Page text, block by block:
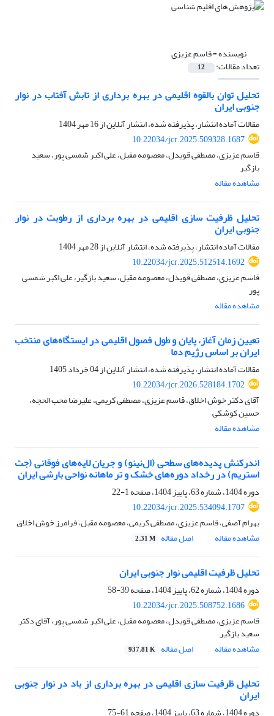
نویسنده =قاسم عزیزی
تعداد مقالات: 12
تحلیل توان بالقوه اقلیمی در بهره برداری از تابش آفتاب در نوار
جنوبی ایران
مقالات آماده انتشار، پذیرفته شده، انتشار آنلاین از16 مهر 1404
10.22034/jcr.2025.509328.1687
قاسم عزیزی، مصطفی قویدل، معصومه مقبل، علی اکبر شمسی پور، سعید
بازگیر
مشاهده مقاله
تحلیل ظرفیت سازی اقلیمی در بهره برداری از رطوبت در نوار
جنوبی ایران
مقالات آماده انتشار، پذیرفته شده، انتشار آنلاین از28 مهر 1404
10.22034/jcr.2025.512514.1692
قاسم عزیزی، مصطفی قویدل، معصومه مقبل، سعید بازگیر، علی اکبر شمسی
پور
مشاهده مقاله
تعیین زمان آغاز، پایان و طول فصول اقلیمی در ایستگاه‌های منتخب
ایران بر اساس رژیم دما
مقالات آماده انتشار، پذیرفته شده، انتشار آنلاین از04 خرداد 1405
10.22034/jcr.2026.528184.1702
آقای دکتر خوش اخلاق، قاسم عزیزی، مصطفی کریمی، علیرضا محب الحجه،
حسین کوشکی
مشاهده مقاله
اندرکنش پدیده‌های سطحی (ال‌نینو) و جریان لایه‌های فوقانی (جت
استریم) در رخداد دوره‌های خشک و تر ماهانه نواحی بارشی ایران
دوره 1404، شماره 63، پاییز 1404، صفحه
1-22
10.22034/jcr.2025.534094.1707
بهرام آصفی، قاسم عزیزی، مصطفی کریمی، معصومه مقبل، فرامرز خوش اخلاق
مشاهده مقاله
اصل مقاله 2.31 M
تحلیل ظرفیت اقلیمی نوار جنوبی ایران
دوره 1404، شماره 62، پاییز 1404، صفحه
39-58
10.22034/jcr.2025.508752.1686
قاسم عزیزی، مصطفی قویدل، معصومه مقبل، علی اکبر شمسی پور، آقای دکتر
سعید بازگیر
مشاهده مقاله
اصل مقاله 937.81 K
تحلیل ظرفیت سازی اقلیمی در بهره برداری از باد در نوار جنوبی
ایران